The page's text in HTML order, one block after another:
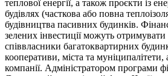
теплової енергії, а також проєкти із
будівлях (часткова або повна
будівництва пасивних будинків.
зелених інвестиції можуть
співвласники багатоквартирних
кооперативи, міста та муніципалітети,
компанії. Адміністратором програми